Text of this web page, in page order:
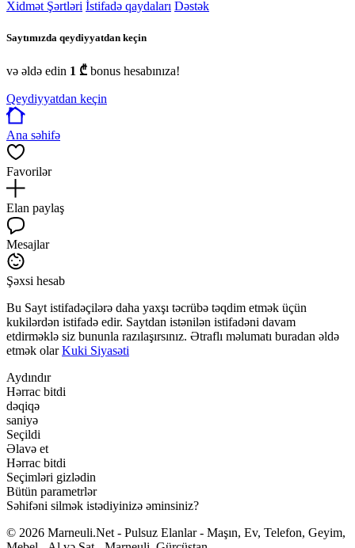
Xidmət Şərtləri İstifadə qaydaları Dəstək
Saytımızda qeydiyyatdan keçin
və əldə edin 1 ₾ bonus hesabınıza!
Qeydiyyatdan keçin
Ana səhifə
Favorilər
Elan paylaş
Mesajlar
Şəxsi hesab
Bu Sayt istifadəçilərə daha yaxşı təcrübə təqdim etmək üçün
kukilərdən istifadə edir. Saytdan istənilən istifadəni davam
etdirməklə siz bununla razılaşırsınız. Ətraflı məlumatı buradan əldə
etmək olarKuki Siyasəti
Aydındır
Hərrac bitdi
dəqiqə
saniyə
Seçildi
Əlavə et
Hərrac bitdi
Seçimləri gizlədin
Bütün parametrlər
Səhifəni silmək istədiyinizə əminsiniz?
© 2026 Marneuli.Net - Pulsuz Elanlar - Maşın, Ev, Telefon, Geyim,